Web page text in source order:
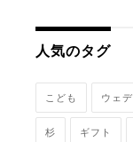
人気のタグ
こども ウェ
杉 ギフト